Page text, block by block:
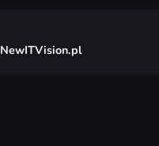
NewITVision.pl